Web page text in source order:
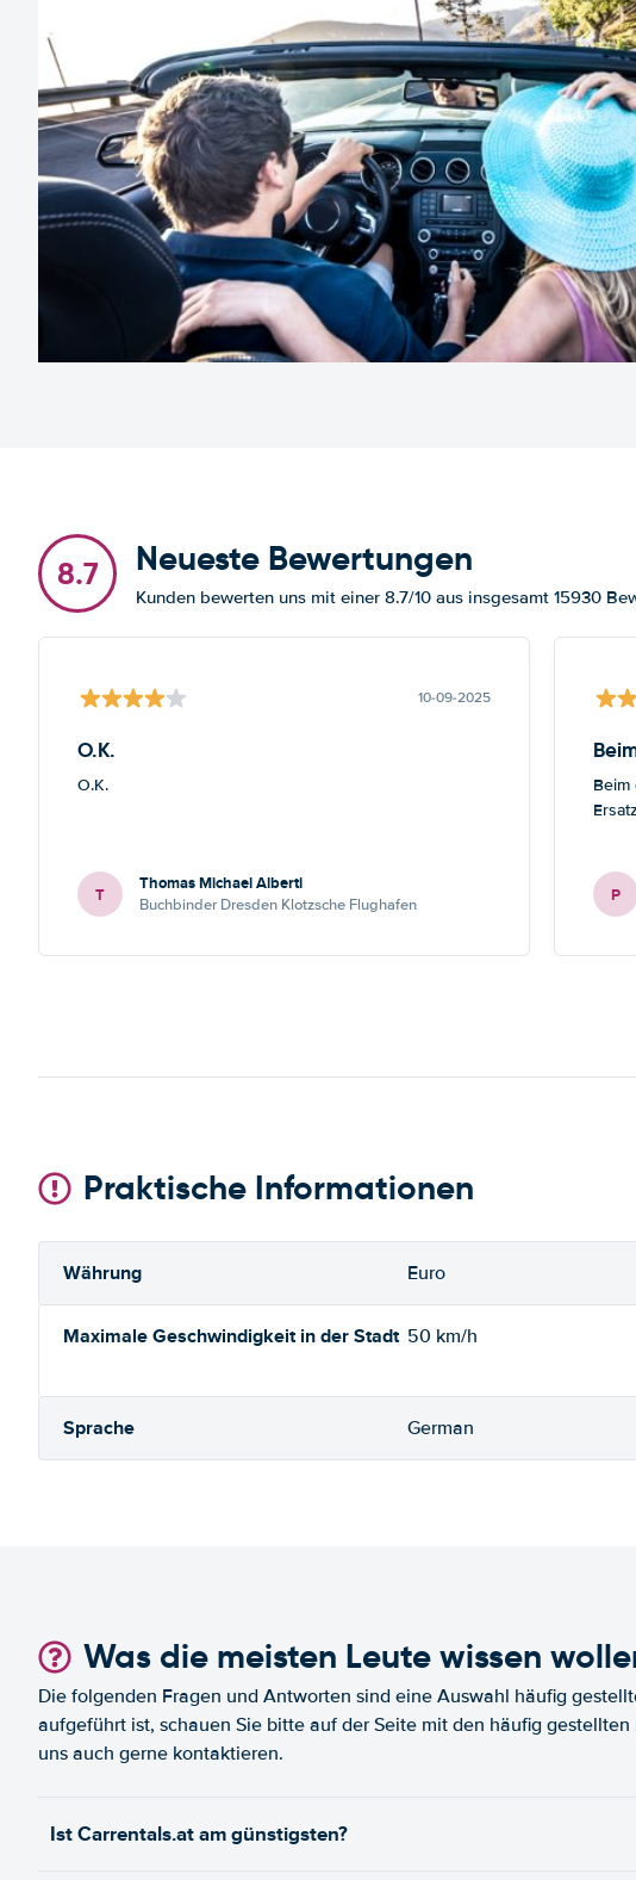
8.7 Neueste Bewertungen
Kunden bewerten uns mit einer 8.7/10 aus insgesamt 15930
10-09-2025
O.K.
O.K.
T Thomas Michael Alberti
Buchbinder Dresden Klotzsche Flughafen
Beim
P
Praktische Informationen
Währung Euro
Maximale Geschwindigkeit in der Stadt 50 km/h
Sprache German
Was die meisten Leute wissen
Die folgenden Fragen und Antworten sind eine Auswahl häufig
aufgeführt ist, schauen Sie bitte auf der Seite mit den häufig
uns auch gerne kontaktieren.
Ist Carrentals.at am günstigsten?